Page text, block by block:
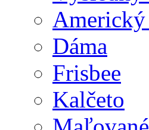
Dáma
Frisbee
Kalčeto